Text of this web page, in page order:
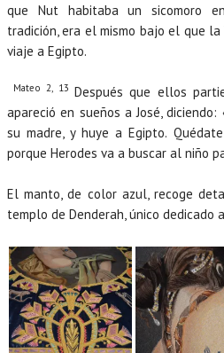
que Nut habitaba un sicomoro
tradición, era el mismo bajo el que
viaje a Egipto.
Mateo 2, 13Después que ellos
apareció en sueños a José,
su madre, y huye a Egipto.
porque Herodes va a buscar al niño
El manto, de color azul, recoge
templo de Denderah, único dedicado